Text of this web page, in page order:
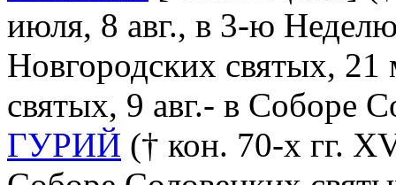
июля, 8 авг., в 3-ю
Новгородских святых,
святых, 9 авг.- в Соборе
ГУРИЙ († кон. 70-х гг.